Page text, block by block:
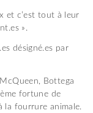
et c’est tout à leur
».
désigné.es par
Bottega
fortune de
la fourrure animale.